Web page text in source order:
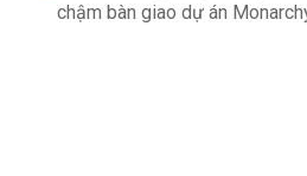
chậm bàn giao dự án